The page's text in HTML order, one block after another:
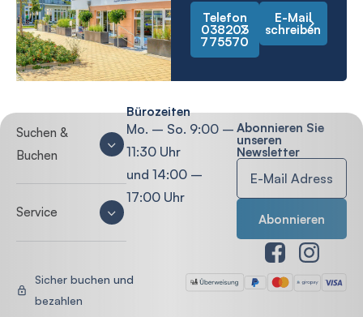
Telefon
038203
775570
E-Mail
schreiben
Suchen &
Buchen
Service
Bürozeiten
Mo. – So. 9:00 –
11:30 Uhr
und 14:00 –
17:00 Uhr
Abonnieren Sie
unseren
Newsletter
Sicher buchen und
bezahlen